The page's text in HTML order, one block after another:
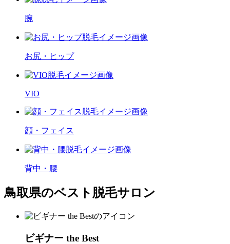
腕
お尻・ヒップ
VIO
顔・フェイス
背中・腰
鳥取県のベスト脱毛サロン
ビギナー the Best